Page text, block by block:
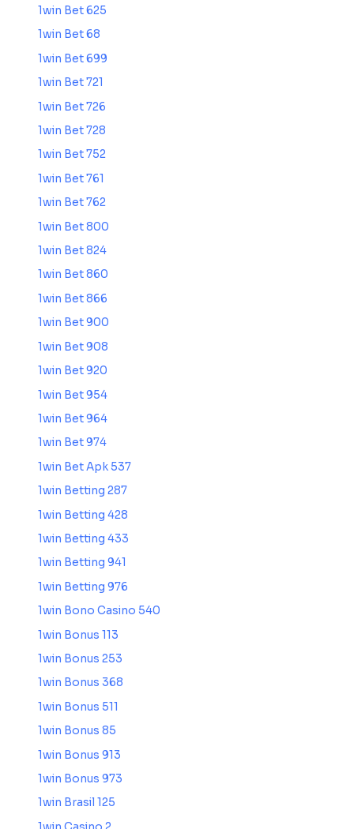
1win Bet 625
1win Bet 68
1win Bet 699
1win Bet 721
1win Bet 726
1win Bet 728
1win Bet 752
1win Bet 761
1win Bet 762
1win Bet 800
1win Bet 824
1win Bet 860
1win Bet 866
1win Bet 900
1win Bet 908
1win Bet 920
1win Bet 954
1win Bet 964
1win Bet 974
1win Bet Apk 537
1win Betting 287
1win Betting 428
1win Betting 433
1win Betting 941
1win Betting 976
1win Bono Casino 540
1win Bonus 113
1win Bonus 253
1win Bonus 368
1win Bonus 511
1win Bonus 85
1win Bonus 913
1win Bonus 973
1win Brasil 125